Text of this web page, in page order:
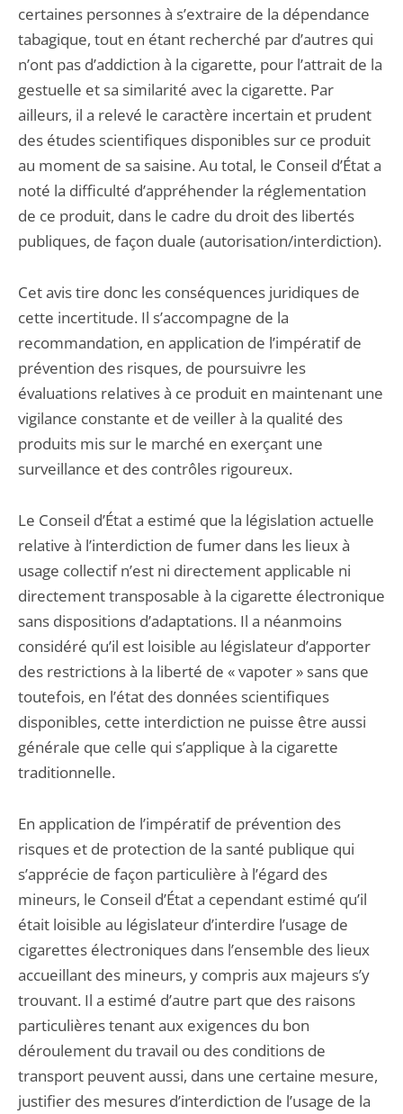
certaines personnes à s’extraire de la dépendance
tabagique, tout en étant recherché par d’autres qui
n’ont pas d’addiction à la cigarette, pour l’attrait de la
gestuelle et sa similarité avec la cigarette. Par
ailleurs, il a relevé le caractère incertain et prudent
des études scientifiques disponibles sur ce produit
au moment de sa saisine. Au total, le Conseil d’État a
noté la difficulté d’appréhender la réglementation
de ce produit, dans le cadre du droit des libertés
publiques, de façon duale (autorisation/interdiction).
Cet avis tire donc les conséquences juridiques de
cette incertitude. Il s’accompagne de la
recommandation, en application de l’impératif de
prévention des risques, de poursuivre les
évaluations relatives à ce produit en maintenant une
vigilance constante et de veiller à la qualité des
produits mis sur le marché en exerçant une
surveillance et des contrôles rigoureux.
Le Conseil d’État a estimé que la législation actuelle
relative à l’interdiction de fumer dans les lieux à
usage collectif n’est ni directement applicable ni
directement transposable à la cigarette électronique
sans dispositions d’adaptations. Il a néanmoins
considéré qu’il est loisible au législateur d’apporter
des restrictions à la liberté de « vapoter » sans que
toutefois, en l’état des données scientifiques
disponibles, cette interdiction ne puisse être aussi
générale que celle qui s’applique à la cigarette
traditionnelle.
En application de l’impératif de prévention des
risques et de protection de la santé publique qui
s’apprécie de façon particulière à l’égard des
mineurs, le Conseil d’État a cependant estimé qu’il
était loisible au législateur d’interdire l’usage de
cigarettes électroniques dans l’ensemble des lieux
accueillant des mineurs, y compris aux majeurs s’y
trouvant. Il a estimé d’autre part que des raisons
particulières tenant aux exigences du bon
déroulement du travail ou des conditions de
transport peuvent aussi, dans une certaine mesure,
justifier des mesures d’interdiction de l’usage de la